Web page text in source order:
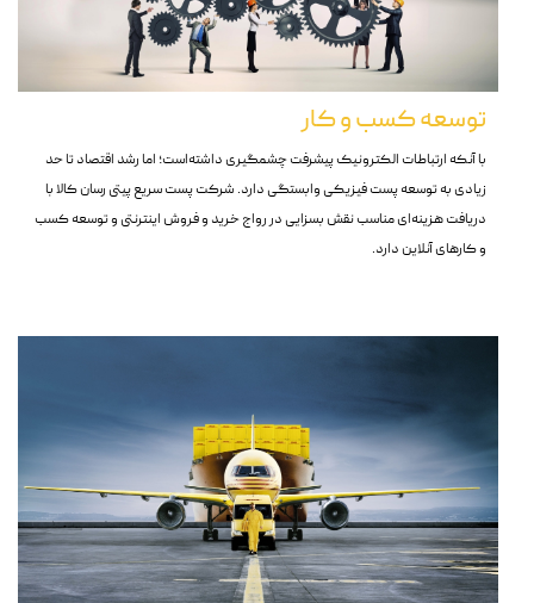
توسعه کسب و کار
با آنکه ارتباطات الکترونیک پیشرفت چشمگیری داشته‌است؛ اما رشد اقتصاد تا حد
زیادی به توسعه پست فیزیکی وابستگی دارد. شرکت پست سریع پیتی رسان کالا با
دریافت هزینه‌ای مناسب نقش بسزایی در رواج خرید و فروش اینترنتی و توسعه کسب
و کارهای آنلاین دارد.